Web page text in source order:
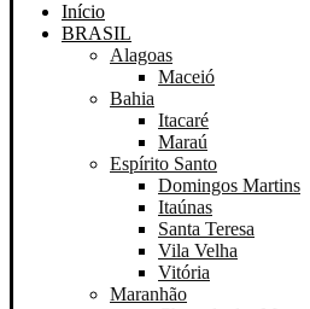
Início
BRASIL
Alagoas
Maceió
Bahia
Itacaré
Maraú
Espírito Santo
Domingos Martins
Itaúnas
Santa Teresa
Vila Velha
Vitória
Maranhão